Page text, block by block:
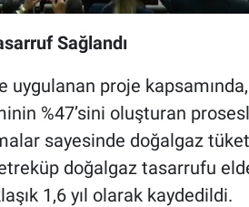
Sağlandı
uygulanan proje
%47’sini oluşturan
sayesinde doğalgaz
doğalgaz tasarrufu
1,6 yıl olarak kaydedildi.